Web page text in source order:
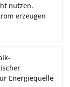
nutzen.
erzeugen
Energiequelle